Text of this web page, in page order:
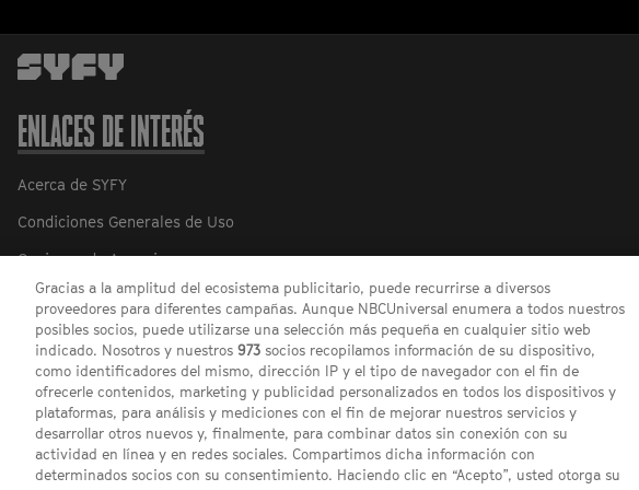
ENLACES DE INTERÉS
Acerca de SYFY
Condiciones Generales de Uso
Opciones de Anuncios
Política de privacidad
Gracias a la amplitud del ecosistema publicitario, puede recurrirse a diversos
proveedores para diferentes campañas. Aunque NBCUniversal enumera a todos nuestros
posibles socios, puede utilizarse una selección más pequeña en cualquier sitio web
indicado. Nosotros y nuestros 973 socios recopilamos información de su dispositivo,
como identificadores del mismo, dirección IP y el tipo de navegador con el fin de
ofrecerle contenidos, marketing y publicidad personalizados en todos los dispositivos y
plataformas, para análisis y mediciones con el fin de mejorar nuestros servicios y
desarrollar otros nuevos y, finalmente, para combinar datos sin conexión con su
actividad en línea y en redes sociales. Compartimos dicha información con
determinados socios con su consentimiento. Haciendo clic en “Acepto”, usted otorga su